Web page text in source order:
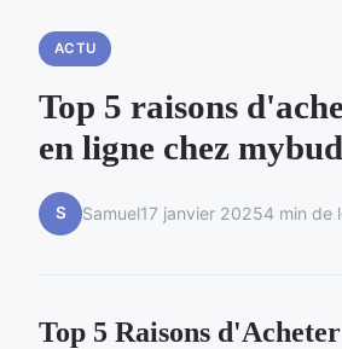
ACTU
Top 5 raisons
en ligne chez
S Samuel17 janvier 20254 min de
Top 5 Raisons